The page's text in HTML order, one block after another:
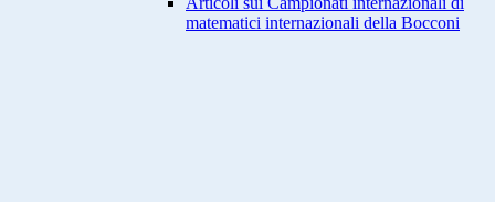
matematici internazionali della Bocconi